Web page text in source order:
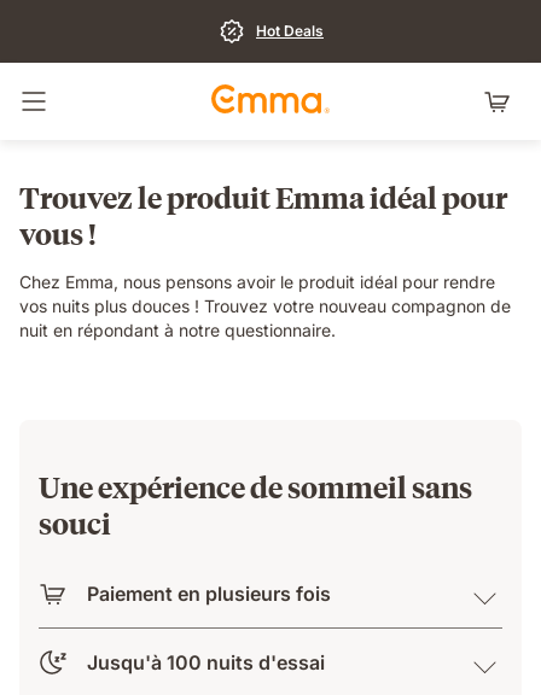
Hot Deals
Basculer la navigation
Trouvez le produit Emma idéal pour
vous !
Chez Emma, nous pensons avoir le produit idéal pour rendre
vos nuits plus douces ! Trouvez votre nouveau compagnon de
nuit en répondant à notre questionnaire.
Une expérience de sommeil sans
souci
Paiement en plusieurs fois
Jusqu'à 100 nuits d'essai